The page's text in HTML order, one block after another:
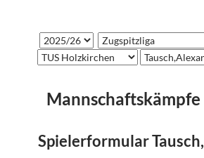
Spielerformular